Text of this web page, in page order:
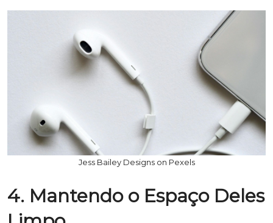
Jess Bailey Designs on Pexels
4. Mantendo o Espaço Deles